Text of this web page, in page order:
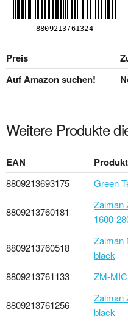
Preis
Auf Amazon suchen!
Weitere Produkte
EAN
8809213693175 Green
8809213760181
Zalman
1600-
8809213760518
Zalman
black
8809213761133
ZM-
8809213761256
Zalman
black